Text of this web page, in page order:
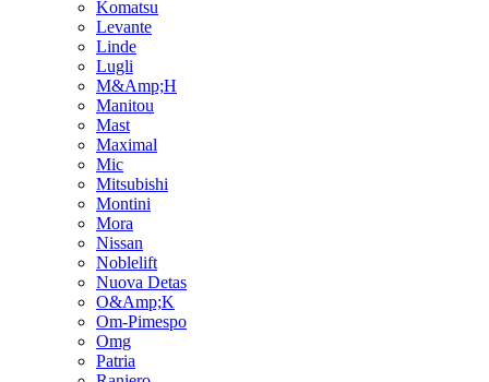
Komatsu
Levante
Linde
Lugli
M&Amp;H
Manitou
Mast
Maximal
Mic
Mitsubishi
Montini
Mora
Nissan
Noblelift
Nuova Detas
O&Amp;K
Om-Pimespo
Omg
Patria